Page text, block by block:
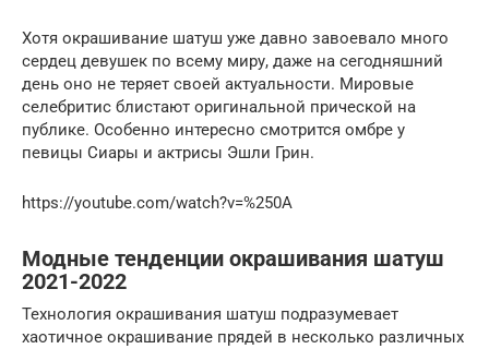
Хотя окрашивание шатуш уже давно завоевало много
сердец девушек по всему миру, даже на сегодняшний
день оно не теряет своей актуальности. Мировые
селебритис блистают оригинальной прической на
публике. Особенно интересно смотрится омбре у
певицы Сиары и актрисы Эшли Грин.
https://youtube.com/watch?v=%250A
Модные тенденции окрашивания шатуш
2021-2022
Технология окрашивания шатуш подразумевает
хаотичное окрашивание прядей в несколько различных